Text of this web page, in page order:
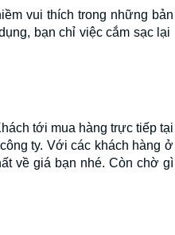
vui thích trong những bản
bạn chỉ việc cắm sạc lại
tới mua hàng trực tiếp tại
ty. Với các khách hàng ở
về giá bạn nhé. Còn chờ gì